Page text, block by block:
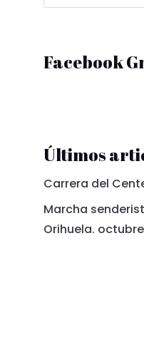
Facebook
Últimos
Carrera del
Marcha
Orihuela. octubre